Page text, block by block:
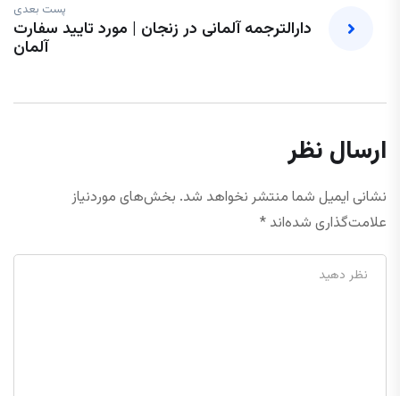
پست بعدی
دارالترجمه آلمانی در زنجان | مورد تایید سفارت
آلمان
ارسال نظر
نشانی ایمیل شما منتشر نخواهد شد. بخش‌های موردنیاز
علامت‌گذاری شده‌اند *